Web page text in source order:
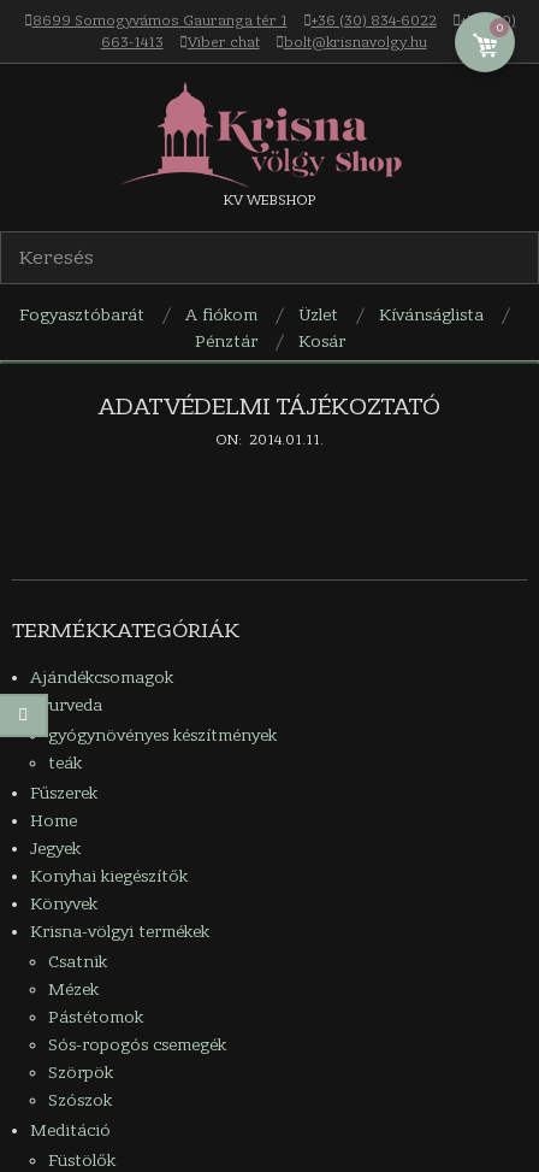
Skip
content
8699 Somogyvámos Gauranga tér 1 +36 (30) 834-6022
+36 (30)
663-1413
Viber chat bolt@krisnavolgy.hu
Krisna-
völgy
webáruház
KV WEBSHOP
Fogyasztóbarát A fiókom Üzlet
Kívánságlista
Pénztár
Kosár
ADATVÉDELMI TÁJÉKOZTATÓ
ON: 2014.01.11.
TERMÉKKATEGÓRIÁK
Ajándékcsomagok
Ayurveda
gyógynövényes készítmények
teák
Fűszerek
Home
Jegyek
Konyhai kiegészítők
Könyvek
Krisna-völgyi termékek
Csatnik
Mézek
Pástétomok
Sós-ropogós csemegék
Szörpök
Szószok
Meditáció
Füstölők
0